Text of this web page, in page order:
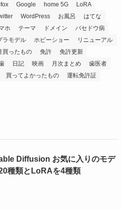
Google home 5G
LoRA
WordPress お風呂
はてな
ホ テーマ ドメイン
バセドウ病
ラモデル ホビーショー
リニューアル
買ったもの 免許
免許更新
日記 映画 月次まとめ
歯医者
買ってよかったもの
運転免許証
Diffusion お気に入りのモデ
種類とLoRAを4種類